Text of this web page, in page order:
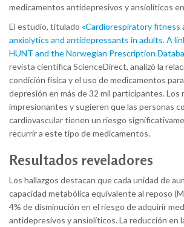
medicamentos antidepresivos y ansiolíticos
El estudio, titulado «Cardiorespiratory fitness
anxiolytics and antidepressants in adults. A
HUNT and the Norwegian Prescription
revista científica ScienceDirect, analizó la
condición física y el uso de medicamentos
depresión en más de 32 mil participantes. Los
impresionantes y sugieren que las personas
cardiovascular tienen un riesgo
recurrir a este tipo de medicamentos.
Resultados reveladores
Los hallazgos destacan que cada unidad de
capacidad metabólica equivalente al reposo
4% de disminución en el riesgo de adquirir
antidepresivos y ansiolíticos. La reducción en